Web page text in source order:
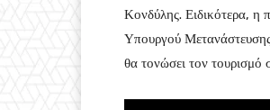
Κονδύλης. Ειδικότερα, η
Υπουργού
θα τονώσει τον